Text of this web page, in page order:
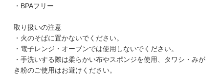
・BPAフリー
取り扱いの注意
・火のそばに置かないでください。
・電子レンジ・オーブンでは使用しないでください。
・手洗いする際は柔らかい布やスポンジを使用、タワシ・みが
き粉のご使用はお避けください。